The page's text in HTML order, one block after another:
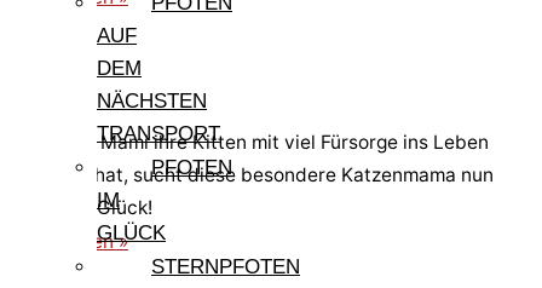
AUF
DEM
NÄCHSTEN
TRANSPORT
PFOTEN
IM
GLÜCK
STERNPFOTEN
Nachdem Mami ihre Kitten mit viel Fürsorge ins Leben
begleitet hat, sucht diese besondere Katzenmama nun
selbst ihr Glück!
weiterlesen »